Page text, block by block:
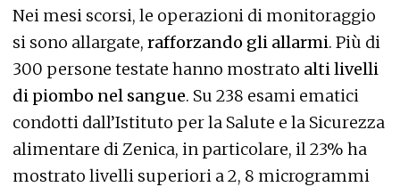
Nei mesi scorsi, le operazioni di monitoraggio
si sono allargate, rafforzando gli allarmi. Più di
300 persone testate hanno mostrato alti livelli
di piombo nel sangue. Su 238 esami ematici
condotti dall’Istituto per la Salute e la Sicurezza
alimentare di Zenica, in particolare, il 23% ha
mostrato livelli superiori a 2, 8 microgrammi